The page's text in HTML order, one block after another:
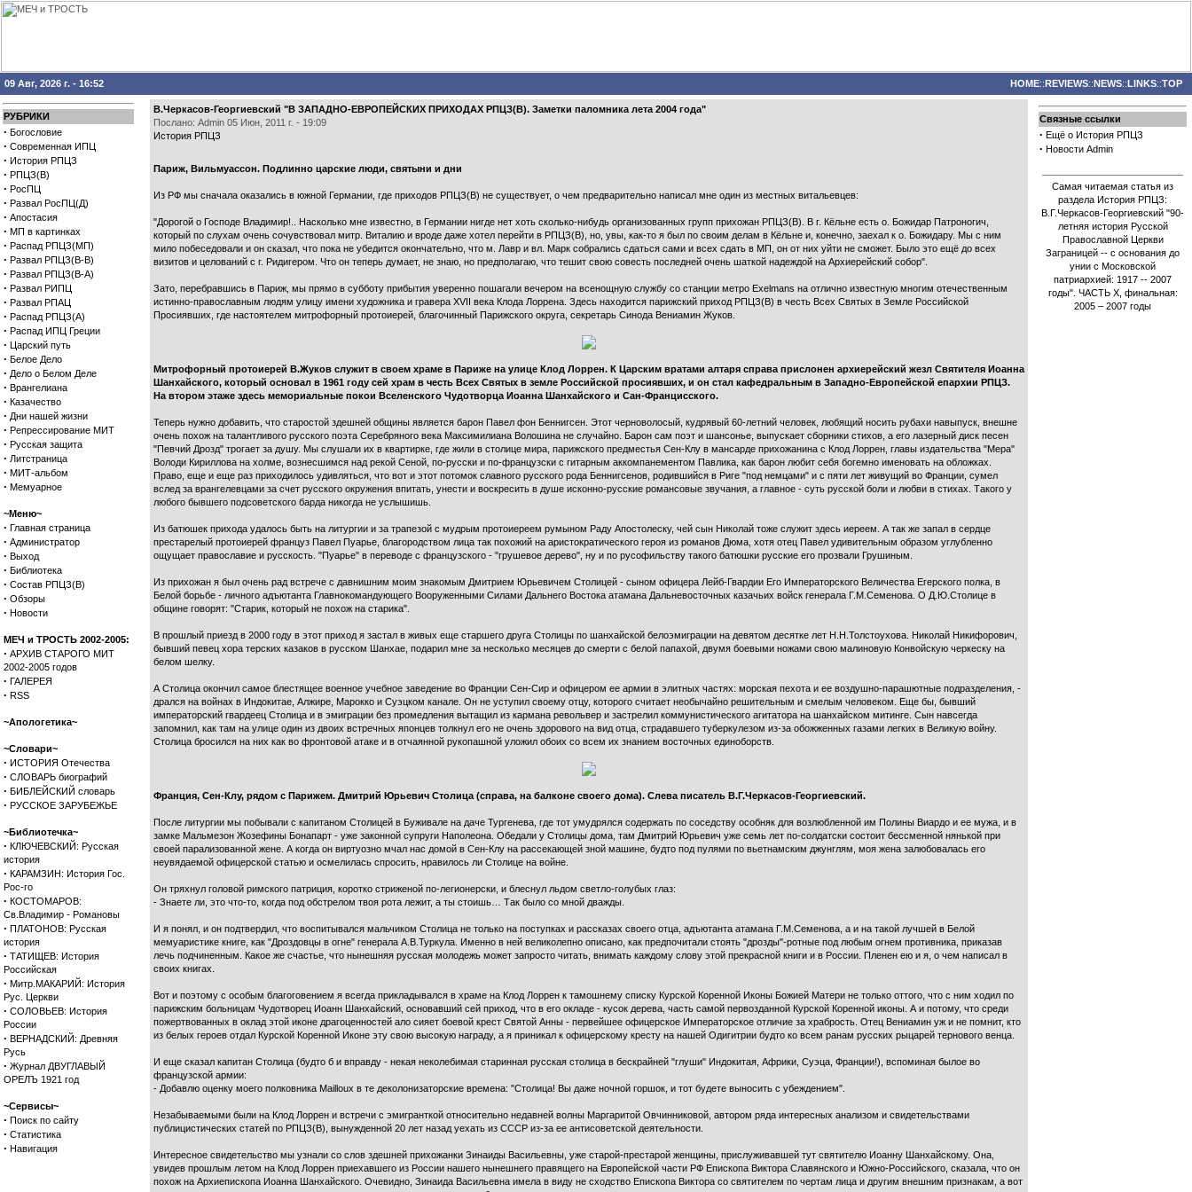
09 Авг, 2026 г. - 16:52 HOME::REVIEWS::NEWS::LINKS::TOP
РУБРИКИ
· Богословие
· Современная ИПЦ
· История РПЦЗ
· РПЦЗ(В)
· РосПЦ
· Развал РосПЦ(Д)
· Апостасия
· МП в картинках
· Распад РПЦЗ(МП)
· Развал РПЦЗ(В-В)
· Развал РПЦЗ(В-А)
· Развал РИПЦ
· Развал РПАЦ
· Распад РПЦЗ(А)
· Распад ИПЦ Греции
· Царский путь
· Белое Дело
· Дело о Белом Деле
· Врангелиана
· Казачество
· Дни нашей жизни
· Репрессирование МИТ
· Русская защита
· Литстраница
· МИТ-альбом
· Мемуарное
~Меню~
· Главная страница
· Администратор
· Выход
· Библиотека
· Состав РПЦЗ(В)
· Обзоры
· Новости
МЕЧ и ТРОСТЬ 2002-2005:
· АРХИВ СТАРОГО МИТ
2002-2005 годов
· ГАЛЕРЕЯ
· RSS
~Апологетика~
~Словари~
· ИСТОРИЯ Отечества
· СЛОВАРЬ биографий
· БИБЛЕЙСКИЙ словарь
· РУССКОЕ ЗАРУБЕЖЬЕ
~Библиотечка~
· КЛЮЧЕВСКИЙ: Русская
история
· КАРАМЗИН: История Гос.
Рос-го
· КОСТОМАРОВ:
Св.Владимир - Романовы
· ПЛАТОНОВ: Русская
история
· ТАТИЩЕВ: История
Российская
· Митр.МАКАРИЙ: История
Рус. Церкви
· СОЛОВЬЕВ: История
России
· ВЕРНАДСКИЙ: Древняя
Русь
· Журнал ДВУГЛАВЫЙ
ОРЕЛЪ 1921 год
~Сервисы~
· Поиск по сайту
· Статистика
· Навигация
В.Черкасов-Георгиевский "В ЗАПАДНО-ЕВРОПЕЙСКИХ ПРИХОДАХ РПЦЗ(В). Заметки паломника лета 2004 года"
Послано: Admin 05 Июн, 2011 г. - 19:09
История РПЦЗ
Париж, Вильмуассон. Подлинно царские люди, святыни и дни
Из РФ мы сначала оказались в южной Германии, где приходов РПЦЗ(В) не существует, о чем предварительно написал мне один из местных витальевцев:
"Дорогой о Господе Владимир!.. Насколько мне известно, в Германии нигде нет хоть сколько-нибудь организованных групп прихожан РПЦЗ(В). В г. Кёльне есть о. Божидар Патроногич,
который по слухам очень сочувствовал митр. Виталию и вроде даже хотел перейти в РПЦЗ(В), но, увы, как-то я был по своим делам в Кёльне и, конечно, заехал к о. Божидару. Мы с ним
мило побеседовали и он сказал, что пока не убедится окончательно, что м. Лавр и вл. Марк собрались сдаться сами и всех сдать в МП, он от них уйти не сможет. Было это ещё до всех
визитов и целований с г. Ридигером. Что он теперь думает, не знаю, но предполагаю, что тешит свою совесть последней очень шаткой надеждой на Архиерейский собор".
Зато, перебравшись в Париж, мы прямо в субботу прибытия уверенно пошагали вечером на всенощную службу со станции метро Exelmans на отлично известную многим отечественным
истинно-православным людям улицу имени художника и гравера XVII века Клода Лоррена. Здесь находится парижский приход РПЦЗ(В) в честь Всех Святых в Земле Российской
Просиявших, где настоятелем митрофорный протоиерей, благочинный Парижского округа, секретарь Синода Вениамин Жуков.
Митрофорный протоиерей В.Жуков служит в своем храме в Париже на улице Клод Лоррен. К Царским вратами алтаря справа прислонен архиерейский жезл Святителя Иоанна
Шанхайского, который основал в 1961 году сей храм в честь Всех Святых в земле Российской просиявших, и он стал кафедральным в Западно-Европейской епархии РПЦЗ.
На втором этаже здесь мемориальные покои Вселенского Чудотворца Иоанна Шанхайского и Сан-Францисского.
Теперь нужно добавить, что старостой здешней общины является барон Павел фон Беннигсен. Этот черноволосый, кудрявый 60-летний человек, любящий носить рубахи навыпуск, внешне
очень похож на талантливого русского поэта Серебряного века Максимилиана Волошина не случайно. Барон сам поэт и шансонье, выпускает сборники стихов, а его лазерный диск песен
"Певчий Дрозд" трогает за душу. Мы слушали их в квартирке, где жили в столице мира, парижского предместья Сен-Клу в мансарде прихожанина с Клод Лоррен, главы издательства "Мера"
Володи Кириллова на холме, вознесшимся над рекой Сеной, по-русски и по-французски с гитарным аккомпанементом Павлика, как барон любит себя богемно именовать на обложках.
Право, еще и еще раз приходилось удивляться, что вот и этот потомок славного русского рода Беннигсенов, родившийся в Риге "под немцами" и с пяти лет живущий во Франции, сумел
вслед за врангелевцами за счет русского окружения впитать, унести и воскресить в душе исконно-русские романсовые звучания, а главное - суть русской боли и любви в стихах. Такого у
любого бывшего подсоветского барда никогда не услышишь.
Из батюшек прихода удалось быть на литургии и за трапезой с мудрым протоиереем румыном Раду Апостолеску, чей сын Николай тоже служит здесь иереем. А так же запал в сердце
престарелый протоиерей француз Павел Пуарье, благородством лица так похожий на аристократического героя из романов Дюма, хотя отец Павел удивительным образом углубленно
ощущает православие и русскость. "Пуарье" в переводе с французского - "грушевое дерево", ну и по русофильству такого батюшки русские его прозвали Грушиным.
Из прихожан я был очень рад встрече с давнишним моим знакомым Дмитрием Юрьевичем Столицей - сыном офицера Лейб-Гвардии Его Императорского Величества Егерского полка, в
Белой борьбе - личного адъютанта Главнокомандующего Вооруженными Силами Дальнего Востока атамана Дальневосточных казачьих войск генерала Г.М.Семенова. О Д.Ю.Столице в
общине говорят: "Старик, который не похож на старика".
В прошлый приезд в 2000 году в этот приход я застал в живых еще старшего друга Столицы по шанхайской белоэмиграции на девятом десятке лет Н.Н.Толстоухова. Николай Никифорович,
бывший певец хора терских казаков в русском Шанхае, подарил мне за несколько месяцев до смерти с белой папахой, двумя боевыми ножами свою малиновую Конвойскую черкеску на
белом шелку.
А Столица окончил самое блестящее военное учебное заведение во Франции Сен-Сир и офицером ее армии в элитных частях: морская пехота и ее воздушно-парашютные подразделения, -
дрался на войнах в Индокитае, Алжире, Марокко и Суэцком канале. Он не уступил своему отцу, которого считает необычайно решительным и смелым человеком. Еще бы, бывший
императорский гвардеец Столица и в эмиграции без промедления вытащил из кармана револьвер и застрелил коммунистического агитатора на шанхайском митинге. Сын навсегда
запомнил, как там на улице один из двоих встречных японцев толкнул его не очень здорового на вид отца, страдавшего туберкулезом из-за обожженных газами легких в Великую войну.
Столица бросился на них как во фронтовой атаке и в отчаянной рукопашной уложил обоих со всем их знанием восточных единоборств.
Франция, Сен-Клу, рядом с Парижем. Дмитрий Юрьевич Столица (справа, на балконе своего дома). Слева писатель В.Г.Черкасов-Георгиевский.
После литургии мы побывали с капитаном Столицей в Буживале на даче Тургенева, где тот умудрялся содержать по соседству особняк для возлюбленной им Полины Виардо и ее мужа, и в
замке Мальмезон Жозефины Бонапарт - уже законной супруги Наполеона. Обедали у Столицы дома, там Дмитрий Юрьевич уже семь лет по-солдатски состоит бессменной нянькой при
своей парализованной жене. А когда он виртуозно мчал нас домой в Сен-Клу на рассекающей зной машине, будто под пулями по вьетнамским джунглям, моя жена залюбовалась его
неувядаемой офицерской статью и осмелилась спросить, нравилось ли Столице на войне.
Он тряхнул головой римского патриция, коротко стриженой по-легионерски, и блеснул льдом светло-голубых глаз:
- Знаете ли, это что-то, когда под обстрелом твоя рота лежит, а ты стоишь… Так было со мной дважды.
И я понял, и он подтвердил, что воспитывался мальчиком Столица не только на поступках и рассказах своего отца, адъютанта атамана Г.М.Семенова, а и на такой лучшей в Белой
мемуаристике книге, как "Дроздовцы в огне" генерала А.В.Туркула. Именно в ней великолепно описано, как предпочитали стоять "дрозды"-ротные под любым огнем противника, приказав
лечь подчиненным. Какое же счастье, что нынешняя русская молодежь может запросто читать, внимать каждому слову этой прекрасной книги и в России. Пленен ею и я, о чем написал в
своих книгах.
Вот и поэтому с особым благоговением я всегда прикладывался в храме на Клод Лоррен к тамошнему списку Курской Коренной Иконы Божией Матери не только оттого, что с ним ходил по
парижским больницам Чудотворец Иоанн Шанхайский, основавший сей приход, что в его окладе - кусок дерева, часть самой первозданной Курской Коренной иконы. А и потому, что среди
пожертвованных в оклад этой иконе драгоценностей ало сияет боевой крест Святой Анны - первейшее офицерское Императорское отличие за храбрость. Отец Вениамин уж и не помнит, кто
из белых героев отдал Курской Коренной Иконе эту свою высокую награду, а я приникал к офицерскому кресту на нашей Одигитрии будто ко всем ранам русских рыцарей тернового венца.
И еще сказал капитан Столица (будто б и вправду - некая неколебимая старинная русская столица в бескрайней "глуши" Индокитая, Африки, Суэца, Франции!), вспоминая былое во
французской армии:
- Добавлю оценку моего полковника Mailloux в те деколонизаторские времена: "Столица! Вы даже ночной горшок, и тот будете выносить с убеждением".
Незабываемыми были на Клод Лоррен и встречи с эмигранткой относительно недавней волны Маргаритой Овчинниковой, автором ряда интересных анализом и свидетельствами
публицистических статей по РПЦЗ(В), вынужденной 20 лет назад уехать из СССР из-за ее антисоветской деятельности.
Интересное свидетельство мы узнали со слов здешней прихожанки Зинаиды Васильевны, уже старой-престарой женщины, прислуживавшей тут святителю Иоанну Шанхайскому. Она,
увидев прошлым летом на Клод Лоррен приехавшего из России нашего нынешнего правящего на Европейской части РФ Епископа Виктора Славянского и Южно-Российского, сказала, что он
похож на Архиепископа Иоанна Шанхайского. Очевидно, Зинаида Васильевна имела в виду не сходство Епископа Виктора со святителем по чертам лица и другим внешним признакам, а вот
Связные ссылки
· Ещё о История РПЦЗ
· Новости Admin
Самая читаемая статья из
раздела История РПЦЗ:
В.Г.Черкасов-Георгиевский "90-
летняя история Русской
Православной Церкви
Заграницей -- с основания до
унии с Московской
патриархией: 1917 -- 2007
годы". ЧАСТЬ Х, финальная:
2005 – 2007 годы